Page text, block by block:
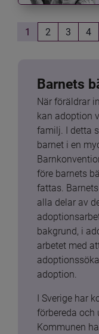
1 2 3 4
Barnets
När föräldrar
kan adoption
familj. I detta
barnet i en
före barnets
fattas.
alla delar av
bakgrund, i
arbetet med
adoption.
I Sverige har
förbereda och
Kommunen